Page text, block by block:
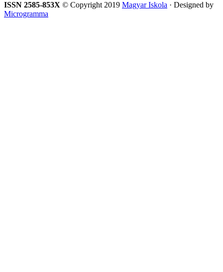
ISSN 2585-853X © Copyright 2019 Magyar Iskola · Designed by
Microgramma